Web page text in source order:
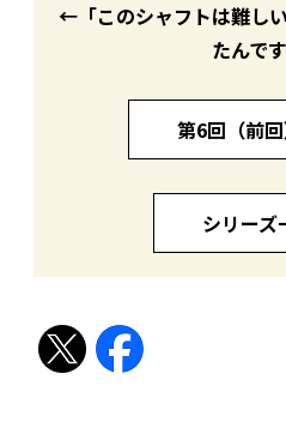
←「このシャフトは難し
たんで
第6回（前
シリーズ